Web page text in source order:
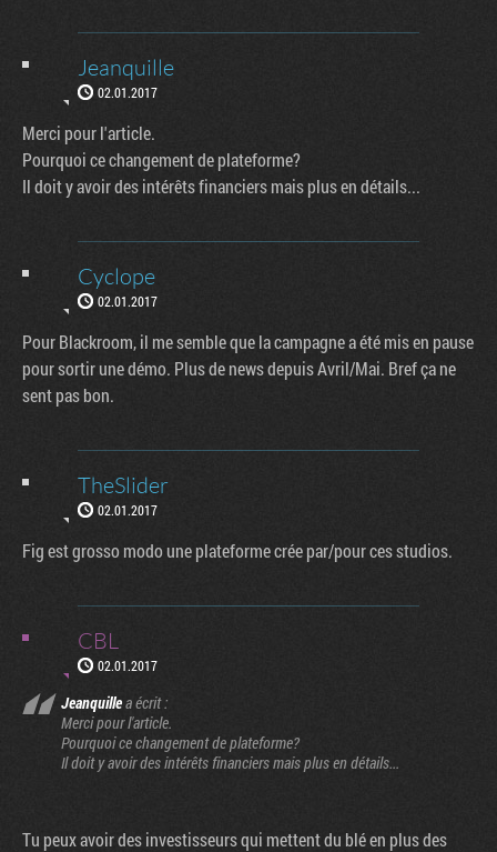
Jeanquille
02.01.2017
Merci pour l'article.
Pourquoi ce changement de plateforme?
Il doit y avoir des intérêts financiers mais plus en détails...
Cyclope
02.01.2017
Pour Blackroom, il me semble que la campagne a été mis en pause
pour sortir une démo. Plus de news depuis Avril/Mai. Bref ça ne
sent pas bon.
TheSlider
02.01.2017
Fig est grosso modo une plateforme crée par/pour ces studios.
CBL
02.01.2017
Jeanquillea écrit :
Merci pour l'article.
Pourquoi ce changement de plateforme?
Il doit y avoir des intérêts financiers mais plus en détails...
Tu peux avoir des investisseurs qui mettent du blé en plus des